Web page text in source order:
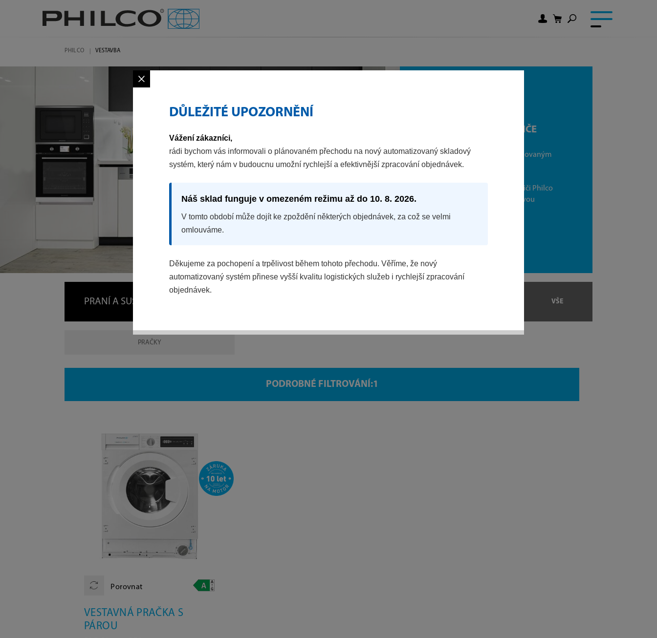
PHILCO VESTAVBA
VESTAVNÉ SPOTŘEBIČE
Staňte se v kuchyni nekorunovaným
králem!
Vaření s vestavnými spotřebiči Philco
se pro Vás rázem stane zábavou
PRANÍ A SUŠENÍ VŠE
PRAČKY
PODROBNÉ FILTROVÁNÍ:
Porovnat
VESTAVNÁ PRAČKA S
PÁROU
×
DŮLEŽITÉ UPOZORNĚNÍ
Vážení zákazníci,
rádi bychom vás informovali o plánovaném přechodu na nový automatizovaný skladový
systém, který nám v budoucnu umožní rychlejší a efektivnější zpracování objednávek.
Náš sklad funguje v omezeném režimu až do 10. 8. 2026.
V tomto období může dojít ke zpoždění některých objednávek, za což se velmi
omlouváme.
Děkujeme za pochopení a trpělivost během tohoto přechodu. Věříme, že nový
automatizovaný systém přinese vyšší kvalitu logistických služeb i rychlejší zpracování
objednávek.